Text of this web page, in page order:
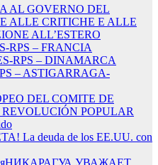
AL GOVERNO DEL
ALLE CRITICHE E ALLE
ALL’ESTERO
RPS – FRANCIA
RPS – DINAMARCA
– ASTIGARRAGA-
DEL COMITE DE
POPULAR
La deuda de los EE.UU. con
УВАЖАЕТ